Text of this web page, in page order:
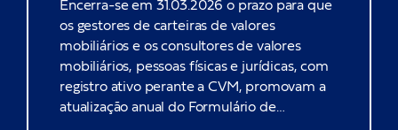
Encerra-se em 31.03.2026 o prazo para que
os gestores de carteiras de valores
mobiliários e os consultores de valores
mobiliários, pessoas físicas e jurídicas, com
registro ativo perante a CVM, promovam a
atualização anual do Formulário de